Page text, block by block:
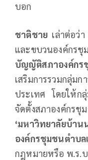
บอก
ชาติชาย เล่าต่อว่
และขบวนองค์กรชุ
บัญญัติสภาองค์กร
เสริมการรวมกลุ่ม
ประเทศ โดยให้ก
จัดตั้งสภาองค์กรชุ
‘มหาวิทยาลัยบ้าน
องค์กรชุมชนตำบล
กฎหมายหรือ พ.ร.